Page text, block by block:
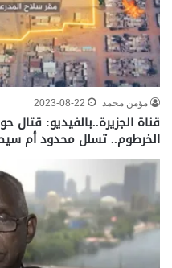
مؤمن محمد 2023-08-22
قناة الجزيرة..بالفيديو:
الخرطوم.. تسلل محدود أم